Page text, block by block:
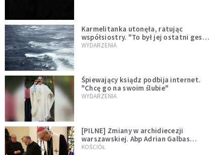
Karmelitanka utonęła, ratując
współsiostry. "To był jej ostatni gest
miłości"
WYDARZENIA
Śpiewający ksiądz podbija internet.
"Chcę go na swoim ślubie"
WYDARZENIA
[PILNE] Zmiany w archidiecezji
warszawskiej. Abp Adrian Galbas
wręczył dekrety nowym proboszczom
KOŚCIÓŁ